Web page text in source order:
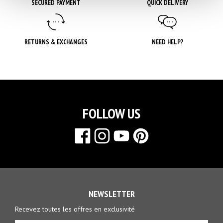
SECURED PAYMENT QUICK DELIVERY
RETURNS & EXCHANGES NEED HELP?
FOLLOW US
NEWSLETTER
Recevez toutes les offres en exclusivité